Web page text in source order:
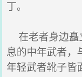
丁。
在老者身边矗
息的中年武者，
年轻武者靴子皆